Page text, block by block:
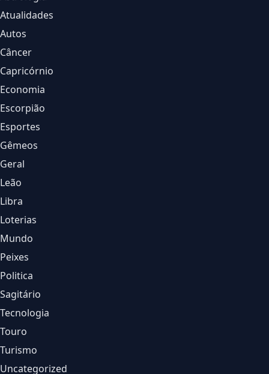
Atualidades
Autos
Câncer
Capricórnio
Economia
Escorpião
Esportes
Gêmeos
Geral
Leão
Libra
Loterias
Mundo
Peixes
Politica
Sagitário
Tecnologia
Touro
Turismo
Uncategorized